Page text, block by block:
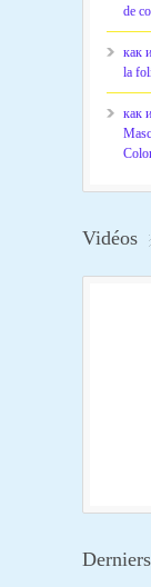
de
как
la
как
Vidéos